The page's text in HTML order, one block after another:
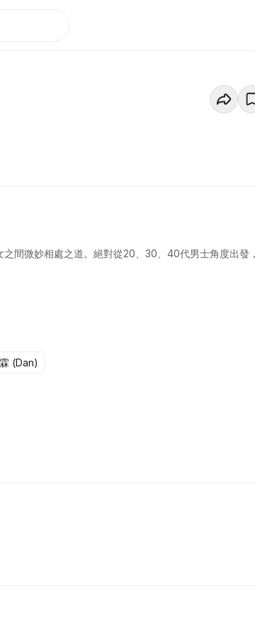
間微妙相處之道。絕對從20、30、40代男士角度出發，
(Dan)